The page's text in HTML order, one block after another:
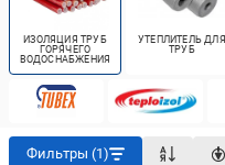
ИЗОЛЯЦИЯ ТРУБ
ГОРЯЧЕГО
ВОДОСНАБЖЕНИЯ
УТЕПЛИТЕЛЬ ДЛЯ
ТРУБ
Фильтры (1)